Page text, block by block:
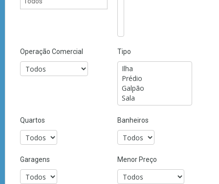
Operação Comercial Tipo
Quartos Banheiros
Garagens Menor Preço